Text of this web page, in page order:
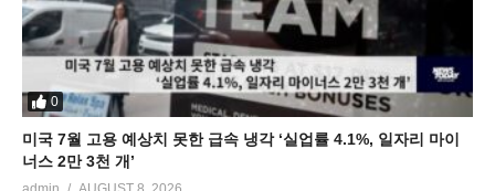
0
미국 7월 고용 예상치 못한 급속 냉각 ‘실업률 4.1%, 일자리 마이
너스 2만 3천 개’